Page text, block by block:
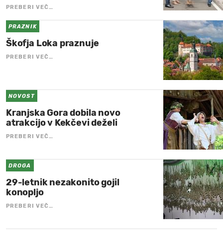
PREBERI VEČ…
PRAZNIK
Škofja Loka praznuje
PREBERI VEČ…
NOVOST
Kranjska Gora dobila novo
atrakcijo v Kekčevi deželi
PREBERI VEČ…
DROGA
29-letnik nezakonito gojil
konopljo
PREBERI VEČ…